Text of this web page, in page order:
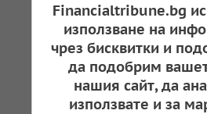
Financialtribune.bg
използване на
чрез бисквитки и
да подобрим
нашия сайт, да
използвате и за